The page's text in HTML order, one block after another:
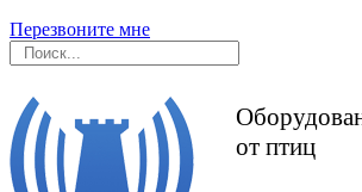
Перезвоните мне
от птиц